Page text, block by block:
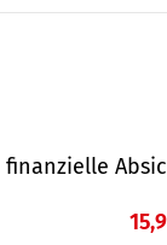
finanzielle